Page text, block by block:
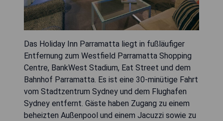
Das Holiday Inn Parramatta liegt in fußläufiger
Entfernung zum Westfield Parramatta Shopping
Centre, BankWest Stadium, Eat Street und dem
Bahnhof Parramatta. Es ist eine 30-minütige Fahrt
vom Stadtzentrum Sydney und dem Flughafen
Sydney entfernt. Gäste haben Zugang zu einem
beheizten Außenpool und einem Jacuzzi sowie zu